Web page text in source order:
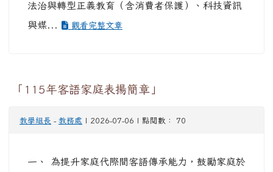
法治與轉型正義教育（含消費者保護）、科技資訊
與媒...
觀看完整文章
「115年客語家庭表揚簡章」
教學組長 - 教務處 | 2026-07-06 | 點閱數： 70
一、 為提升家庭代際間客語傳承能力，鼓勵家庭於